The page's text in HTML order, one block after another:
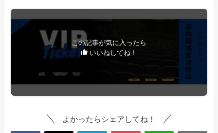
この記事が気に入ったら
いいねしてね！
よかったらシェアしてね！